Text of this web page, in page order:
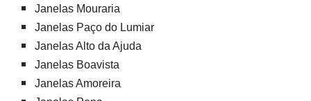
Janelas Mouraria
Janelas Paço do Lumiar
Janelas Alto da Ajuda
Janelas Boavista
Janelas Amoreira